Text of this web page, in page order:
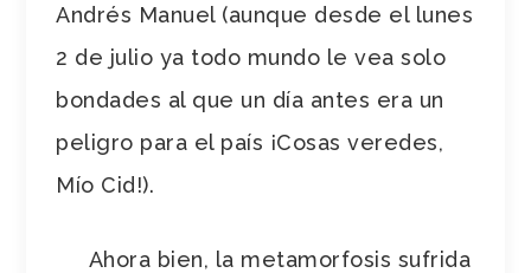
Andrés Manuel (aunque desde el lunes
2 de julio ya todo mundo le vea solo
bondades al que un día antes era un
peligro para el país ¡Cosas veredes,
Mío Cid!).
Ahora bien, la metamorfosis sufrida